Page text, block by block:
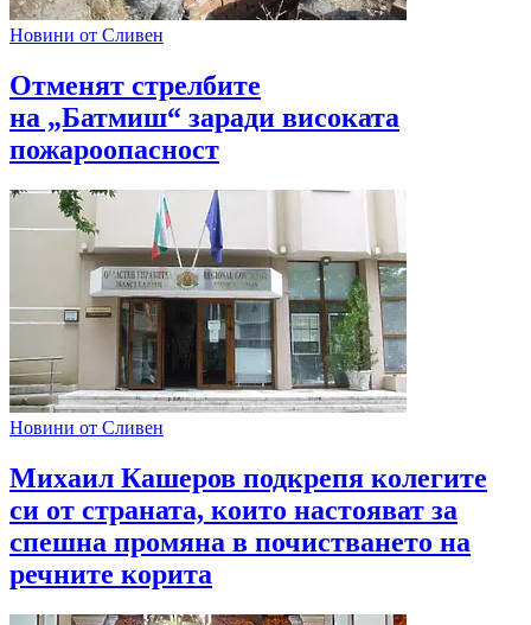
Новини от Сливен
Отменят стрелбите
на „Батмиш“ заради високата
пожароопасност
Новини от Сливен
Михаил Кашеров подкрепя колегите
си от страната, които настояват за
спешна промяна в почистването на
речните корита